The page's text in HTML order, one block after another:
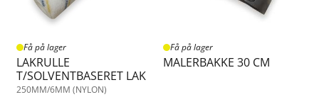
Få på lager
LAKRULLE
T/SOLVENTBASERET LAK
250MM/6MM (NYLON)
Få på lager
MALERBAKKE 30 CM